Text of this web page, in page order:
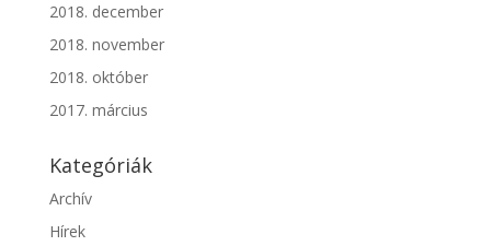
2018. december
2018. november
2018. október
2017. március
Kategóriák
Archív
Hírek